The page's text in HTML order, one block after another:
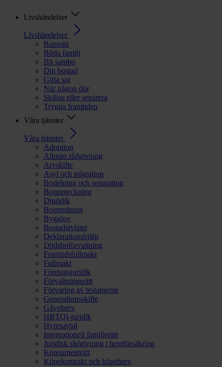
Livshändelser
Livshändelser
Barnrätt
Bilda familj
Bli sambo
Din bostad
Gifta sig
När någon dör
Skiljas eller separera
Trygga framtiden
Våra tjänster
Våra tjänster
Adoption
Allmän rådgivning
Arvskifte
Asyl och migration
Bodelning och separation
Bouppteckning
Djuridik
Boutredning
Bygglov
Bostadstvister
Deklarationshjälp
Dödsboförvaltning
Framtidsfullmakt
Fullmakt
Företagsjuridik
Förvaltningsrätt
Förvaring av testamente
Generationsskifte
Gåvobrev
HBTQI-juridik
Hyresavtal
Internationell familjerätt
Juridisk rådgivning i hemförsäkring
Konsumenträtt
Köpekontrakt och köpebrev